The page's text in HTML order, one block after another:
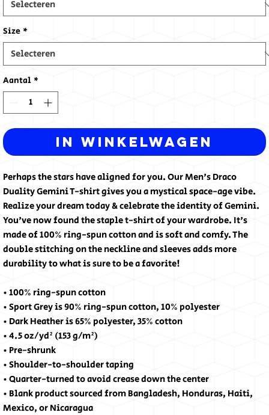
Size *
Aantal *
In winkelwagen
Perhaps the stars have aligned for you. Our Men's Draco
Duality Gemini T-shirt gives you a mystical space-age vibe.
Realize your dream today & celebrate the identity of Gemini.
You've now found the staple t-shirt of your wardrobe. It's
made of 100% ring-spun cotton and is soft and comfy. The
double stitching on the neckline and sleeves adds more
durability to what is sure to be a favorite!
• 100% ring-spun cotton
• Sport Grey is 90% ring-spun cotton, 10% polyester
• Dark Heather is 65% polyester, 35% cotton
• 4.5 oz/yd² (153 g/m²)
• Pre-shrunk
• Shoulder-to-shoulder taping
• Quarter-turned to avoid crease down the center
• Blank product sourced from Bangladesh, Honduras, Haiti,
Mexico, or Nicaragua